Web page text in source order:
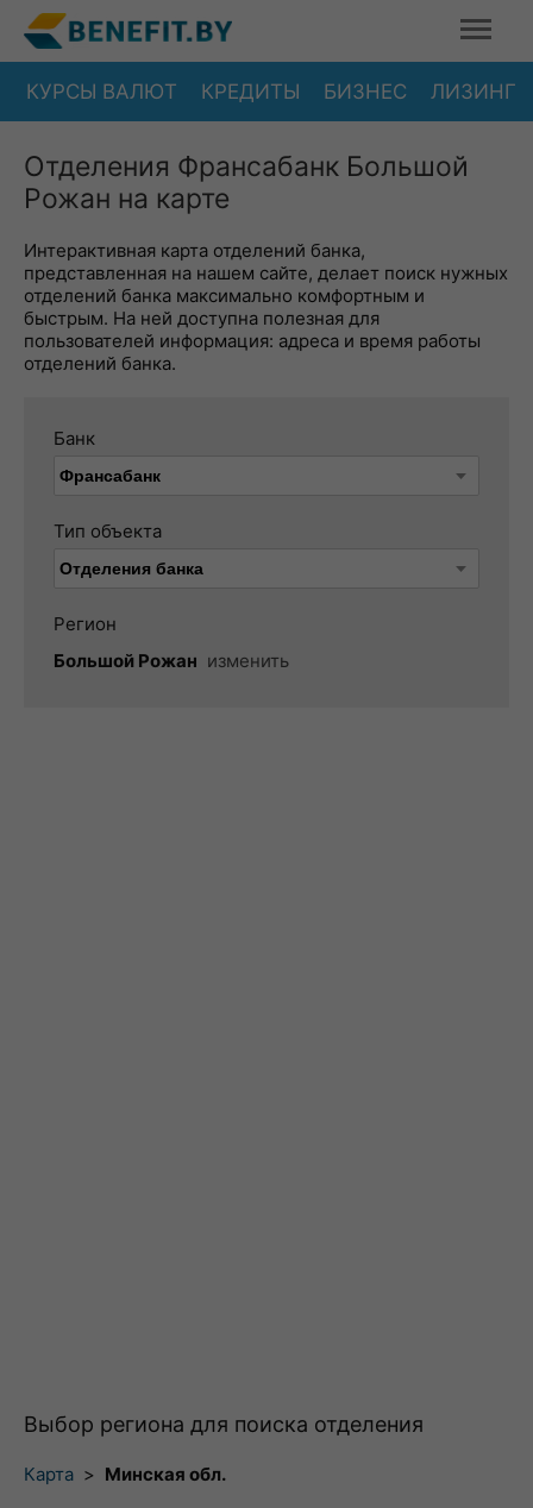
КУРСЫ ВАЛЮТ КРЕДИТЫ БИЗНЕС ЛИЗИНГ
Отделения Франсабанк Большой
Рожан на карте
Интерактивная карта отделений банка,
представленная на нашем сайте, делает поиск нужных
отделений банка максимально комфортным и
быстрым. На ней доступна полезная для
пользователей информация: адреса и время работы
отделений банка.
Банк
Тип объекта
Регион
Большой Рожан изменить
Выбор региона для поиска отделения
Карта > Минская обл.